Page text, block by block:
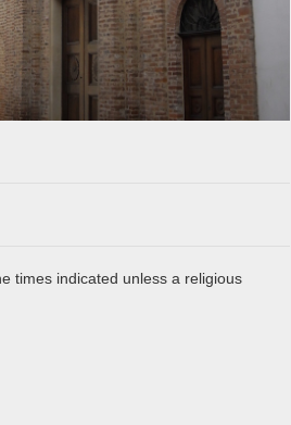
times indicated unless a religious